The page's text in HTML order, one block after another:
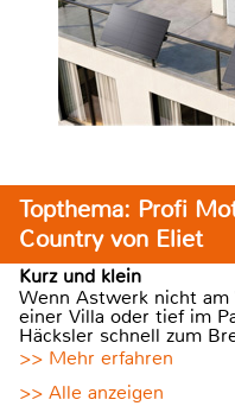
Topthema: Profi
Country von Eliet
Kurz und klein
Wenn Astwerk nicht
einer Villa oder tief im
Häcksler schnell zum
>> Mehr erfahren
>> Alle anzeigen